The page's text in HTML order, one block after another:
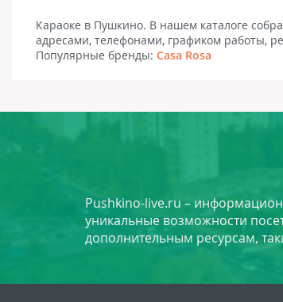
Караоке в Пушкино. В нашем каталоге
адресами, телефонами, графиком работы,
Популярные бренды: Casa Rosa
Pushkino-live.ru –
уникальные возможности
дополнительным ресурсам,